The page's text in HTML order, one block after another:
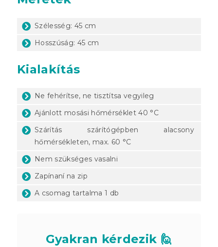
Szélesség: 45 cm
Hosszúság: 45 cm
Kialakítás
Ne fehérítse, ne tisztítsa vegyileg
Ajánlott mosási hőmérséklet 40 °C
Szárítás szárítógépben alacsony
hőmérsékleten, max. 60 °C
Nem szükséges vasalni
Zapínaní na zip
A csomag tartalma 1 db
Gyakran kérdezik 🙋